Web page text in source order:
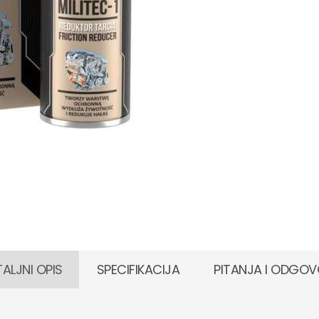
OPIS SPECIFIKACIJA PITANJA I